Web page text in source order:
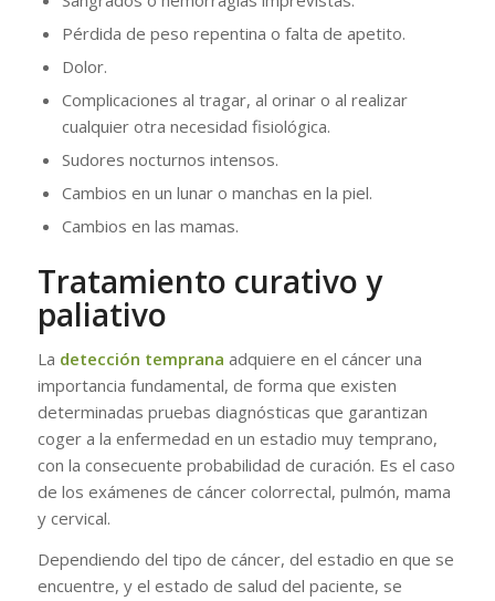
Pérdida de peso repentina o falta de apetito.
Dolor.
Complicaciones al tragar, al orinar o al realizar
cualquier otra necesidad fisiológica.
Sudores nocturnos intensos.
Cambios en un lunar o manchas en la piel.
Cambios en las mamas.
Tratamiento curativo y
paliativo
La detección temprana adquiere en el cáncer una
importancia fundamental, de forma que existen
determinadas pruebas diagnósticas que garantizan
coger a la enfermedad en un estadio muy temprano,
con la consecuente probabilidad de curación. Es el caso
de los exámenes de cáncer colorrectal, pulmón, mama
y cervical.
Dependiendo del tipo de cáncer, del estadio en que se
encuentre, y el estado de salud del paciente, se